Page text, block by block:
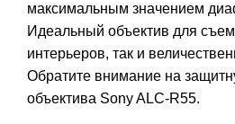
максимальным значением
Идеальный объектив для
интерьеров, так и
Обратите внимание на
объектива Sony ALC-R55.